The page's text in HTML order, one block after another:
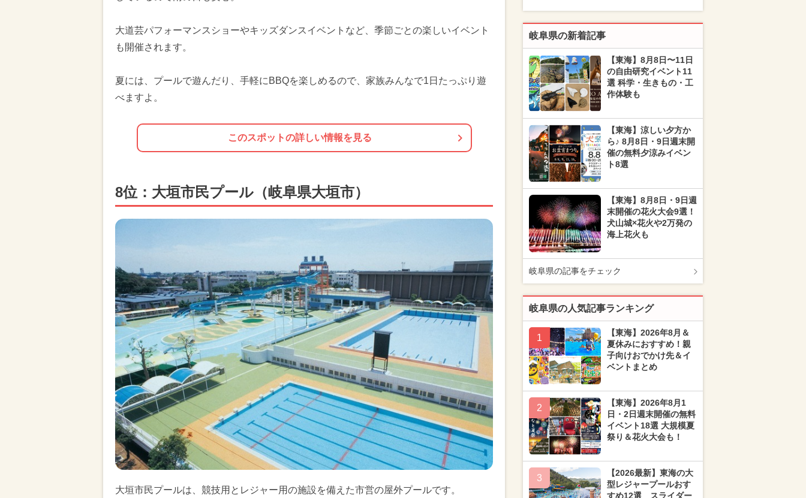
大道芸パフォーマンスショーやキッズダンスイベントなど、季節ごとの楽しいイベント
も開催されます。
夏には、プールで遊んだり、手軽にBBQを楽しめるので、家族みんなで1日たっぷり遊
べますよ。
このスポットの詳しい情報を見る
8位：大垣市民プール（岐阜県大垣市）
大垣市民プールは、競技用とレジャー用の施設を備えた市営の屋外プールです。
岐阜県の新着記事
【東海】8月8日〜11日
の自由研究イベント11
選 科学・生きもの・工
作体験も
【東海】涼しい夕方か
ら♪ 8月8日・9日週末開
催の無料夕涼みイベン
ト8選
【東海】8月8日・9日週
末開催の花火大会9選！
犬山城×花火や2万発の
海上花火も
岐阜県の記事をチェック
岐阜県の人気記事ランキング
1
【東海】2026年8月＆
夏休みにおすすめ！親
子向けおでかけ先＆イ
ベントまとめ
2
【東海】2026年8月1
日・2日週末開催の無料
イベント18選 大規模夏
祭り＆花火大会も！
3
【2026最新】東海の大
型レジャープールおす
すめ12選 スライダー